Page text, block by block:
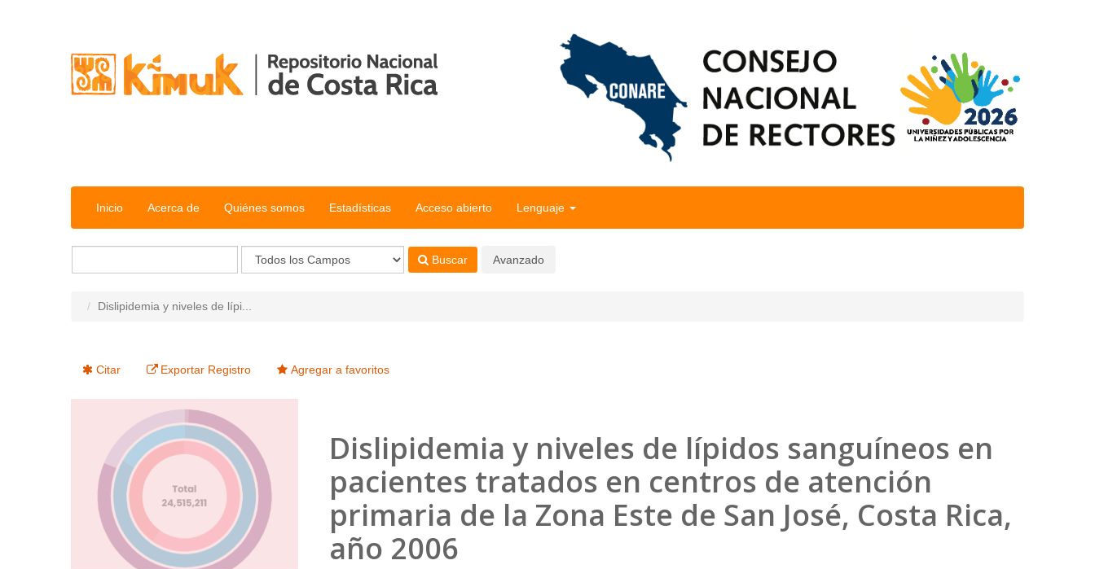
Inicio Acerca de Quiénes somos Estadísticas Acceso abierto Lenguaje
Buscar Avanzado
Dislipidemia y niveles de lípi...
Citar Exportar Registro Agregar a favoritos
Dislipidemia y niveles de lípidos sanguíneos en
pacientes tratados en centros de atención
primaria de la Zona Este de San José, Costa Rica,
año 2006